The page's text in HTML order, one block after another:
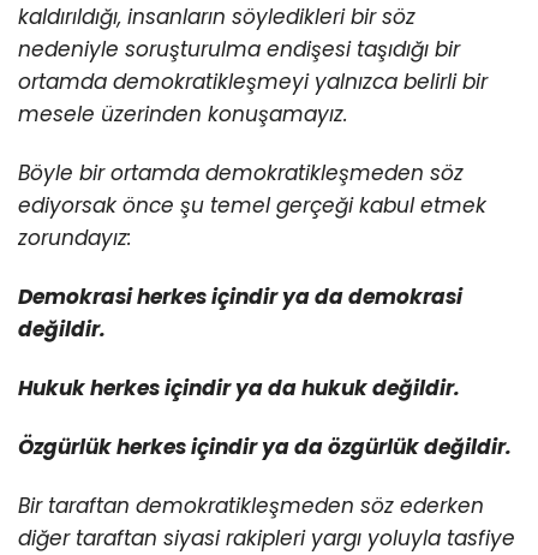
kaldırıldığı, insanların söyledikleri bir söz
nedeniyle soruşturulma endişesi taşıdığı bir
ortamda demokratikleşmeyi yalnızca belirli bir
mesele üzerinden konuşamayız.
Böyle bir ortamda demokratikleşmeden söz
ediyorsak önce şu temel gerçeği kabul etmek
zorundayız:
Demokrasi herkes içindir ya da demokrasi
değildir.
Hukuk herkes içindir ya da hukuk değildir.
Özgürlük herkes içindir ya da özgürlük değildir.
Bir taraftan demokratikleşmeden söz ederken
diğer taraftan siyasi rakipleri yargı yoluyla tasfiye